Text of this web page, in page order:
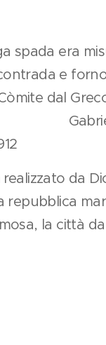
spada era
e
dal
da
repubblica
la città